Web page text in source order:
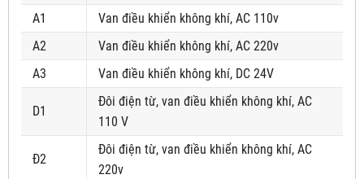
A1
Van điều khiển không khí, AC 110v
A2
Van điều khiển không khí, AC 220v
A3
Van điều khiển không khí, DC 24V
D1
Đôi điện từ, van điều khiển không khí, AC
110 V
Đ2
Đôi điện từ, van điều khiển không khí, AC
220v